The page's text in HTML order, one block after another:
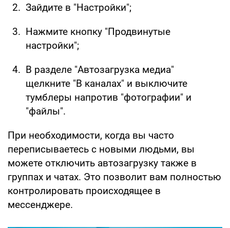
Зайдите в "Настройки";
Нажмите кнопку "Продвинутые
настройки";
В разделе "Автозагрузка медиа"
щелкните "В каналах" и выключите
тумблеры напротив "фотографии" и
"файлы".
При необходимости, когда вы часто
переписываетесь с новыми людьми, вы
можете отключить автозагрузку также в
группах и чатах. Это позволит вам полностью
контролировать происходящее в
мессенджере.